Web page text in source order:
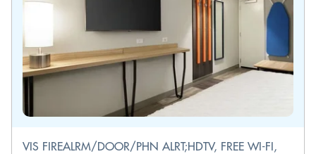
VIS FIREALRM/DOOR/PHN ALRT;HDTV, FREE WI-FI,